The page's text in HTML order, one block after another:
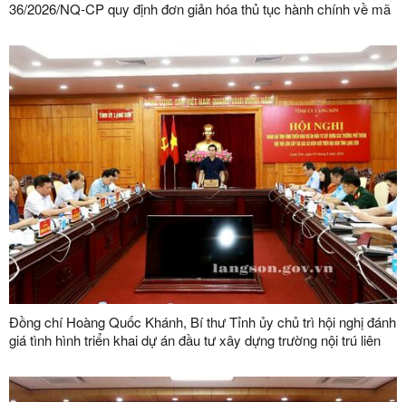
36/2026/NQ-CP quy định đơn giản hóa thủ tục hành chính về mã
Đồng chí Hoàng Quốc Khánh, Bí thư Tỉnh ủy chủ trì hội nghị đánh
giá tình hình triển khai dự án đầu tư xây dựng trường nội trú liên